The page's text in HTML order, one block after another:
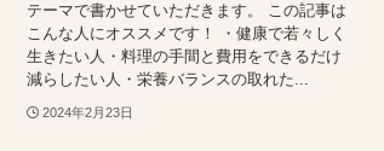
テーマで書かせていただきます。 この記事は
こんな人にオススメです！ ・健康で若々しく
生きたい人・料理の手間と費用をできるだけ
減らしたい人・栄養バランスの取れた...
2024年2月23日